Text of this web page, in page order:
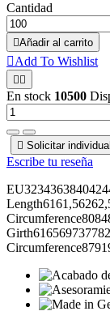
Cantidad
Añadir al carrito
Add To Wishlist
 
En stock 10500
 Solicitar
Escribe tu reseña